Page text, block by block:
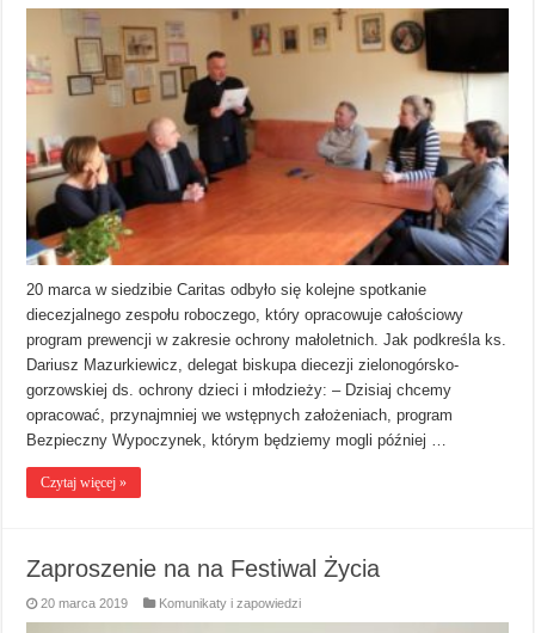
20 marca w siedzibie Caritas odbyło się kolejne spotkanie
diecezjalnego zespołu roboczego, który opracowuje całościowy
program prewencji w zakresie ochrony małoletnich. Jak podkreśla ks.
Dariusz Mazurkiewicz, delegat biskupa diecezji zielonogórsko-
gorzowskiej ds. ochrony dzieci i młodzieży: – Dzisiaj chcemy
opracować, przynajmniej we wstępnych założeniach, program
Bezpieczny Wypoczynek, którym będziemy mogli później …
Czytaj więcej »
Zaproszenie na na Festiwal Życia
20 marca 2019 Komunikaty i zapowiedzi